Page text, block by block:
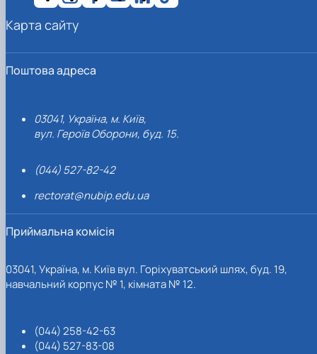
Поштова адреса
03041, Україна, м. Київ,
вул. Героїв Оборони, буд. 15.
(044) 527-82-42
rectorat@nubip.edu.ua
Приймальна комісія
03041, Україна, м. Київ вул. Горіхуватський шлях, буд. 19,
навчальний корпус № 1, кімната № 12.
(044) 258-42-63
(044) 527-83-08
Карта сайту